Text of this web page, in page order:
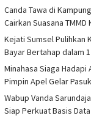
Canda Tawa di
Cairkan Suasana TMMD
Kejati Sumsel Pulihkan
Bayar Bertahap dalam
Minahasa Siaga
Pimpin Apel Gelar
Wabup Vanda
Siap Perkuat Basis